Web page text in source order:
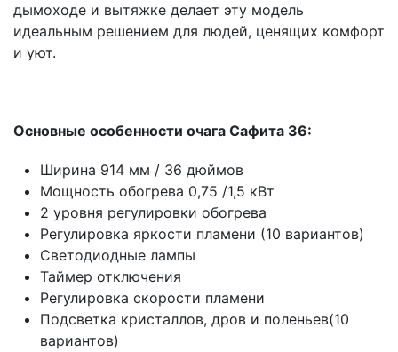
дымоходе и вытяжке делает эту модель
идеальным решением для людей, ценящих комфорт
и уют.
Основные особенности очага Сафита 36:
Ширина 914 мм / 36 дюймов
Мощность обогрева 0,75 /1,5 кВт
2 уровня регулировки обогрева
Регулировка яркости пламени (10 вариантов)
Светодиодные лампы
Таймер отключения
Регулировка скорости пламени
Подсветка кристаллов, дров и поленьев(10
вариантов)